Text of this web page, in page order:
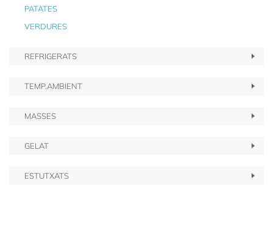
PATATES
VERDURES
REFRIGERATS
TEMP.AMBIENT
MASSES
GELAT
ESTUTXATS